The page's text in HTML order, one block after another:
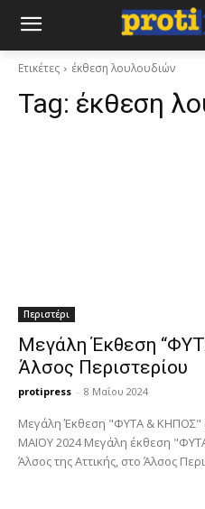
Ετικέτες έκθεση λουλουδιών
Tag: έκθεση
Περιστέρι
Μεγάλη Έκθεση
Άλσος Περιστερίου
protipress - 8 Μαΐου 2024
Μεγάλη Έκθεση "ΦΥΤΑ & ΚΗΠΟΣ"
ΜΑΪΟΥ 2024 Μεγάλη έκθεση
Άλσος της Αττικής, στο Άλσος